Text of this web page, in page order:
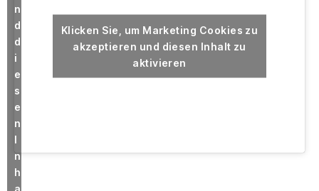
n
d
d
i
e
s
e
n
I
n
h
a
Klicken Sie, um Marketing Cookies zu
akzeptieren und diesen Inhalt zu
aktivieren